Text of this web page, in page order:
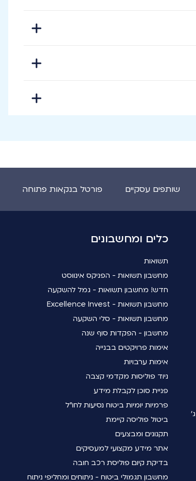
שותפים עסקיים פורטל בנקאות פתוחה
כלים ומחשבונים
תשואות
מחשבון תשואות - הפניקס אינווסט
חדש! מחשבון תשואות - גמל להשקעה
מחשבון תשואות - Excellence Invest
מחשבון תשואות - סלי השקעה
מחשבון - הפקדות סוף שנה
אימות פרויקטים בבנייה
אימות ערבויות
ניוד פוליסות מקדמי קצבה
פניית סוכן לקבלת מידע
פרמיות יומיות ביטוח נסיעות לחו"ל
ביטול פוליסה קיימת
תקנונים ומבצעים
אתר מידע מקצועי למעסיקים
בדיקת קיום פוליסת רכב חובה
מחשבון תגמולי ביטוח - ניתוחים ומחליפי ניתוח